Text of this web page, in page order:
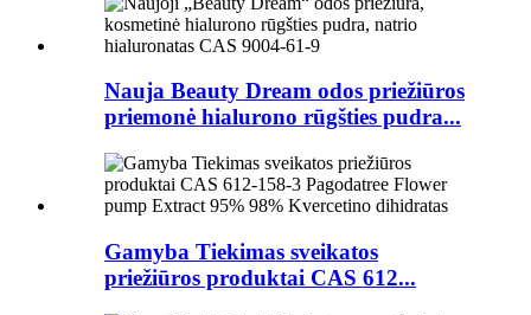
Nauja Beauty Dream odos priežiūros
priemonė hialurono rūgšties pudra...
Gamyba Tiekimas sveikatos
priežiūros produktai CAS 612...